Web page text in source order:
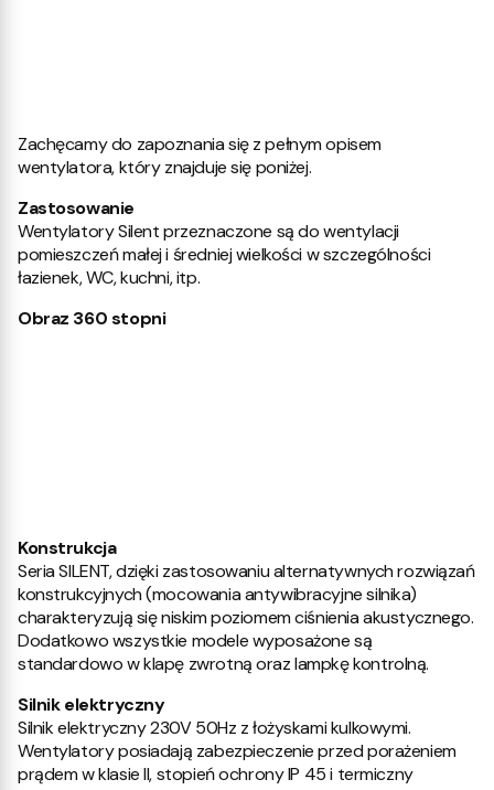
Zachęcamy do zapoznania się z pełnym opisem
wentylatora, który znajduje się poniżej.
Zastosowanie
Wentylatory Silent przeznaczone są do wentylacji
pomieszczeń małej i średniej wielkości w szczególności
łazienek, WC, kuchni, itp.
Obraz 360 stopni
Konstrukcja
Seria SILENT, dzięki zastosowaniu alternatywnych rozwiązań
konstrukcyjnych (mocowania antywibracyjne silnika)
charakteryzują się niskim poziomem ciśnienia akustycznego.
Dodatkowo wszystkie modele wyposażone są
standardowo w klapę zwrotną oraz lampkę kontrolną.
Silnik elektryczny
Silnik elektryczny 230V 50Hz z łożyskami kulkowymi.
Wentylatory posiadają zabezpieczenie przed porażeniem
prądem w klasie II, stopień ochrony IP 45 i termiczny